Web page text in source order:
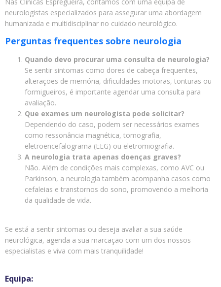
neurologistas especializados para assegurar uma abordagem
humanizada e multidisciplinar no cuidado neurológico.
Perguntas frequentes sobre neurologia
Quando devo procurar uma consulta de neurologia?
Se sentir sintomas como dores de cabeça frequentes,
alterações de memória, dificuldades motoras, tonturas ou
formigueiros, é importante agendar uma consulta para
avaliação.
Que exames um neurologista pode solicitar?
Dependendo do caso, podem ser necessários exames
como ressonância magnética, tomografia,
eletroencefalograma (EEG) ou eletromiografia.
A neurologia trata apenas doenças graves?
Não. Além de condições mais complexas, como AVC ou
Parkinson, a neurologia também acompanha casos como
cefaleias e transtornos do sono, promovendo a melhoria
da qualidade de vida.
Se está a sentir sintomas ou deseja avaliar a sua saúde
neurológica, agenda a sua marcação com um dos nossos
especialistas e viva com mais tranquilidade!